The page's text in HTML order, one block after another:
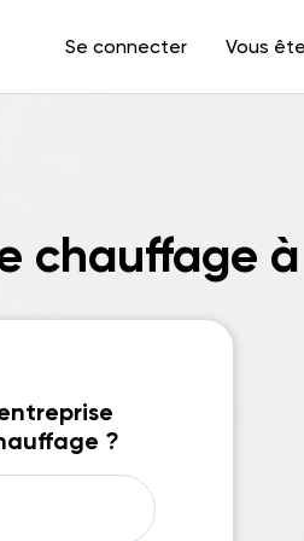
Se connecter Vous
chauffage
?